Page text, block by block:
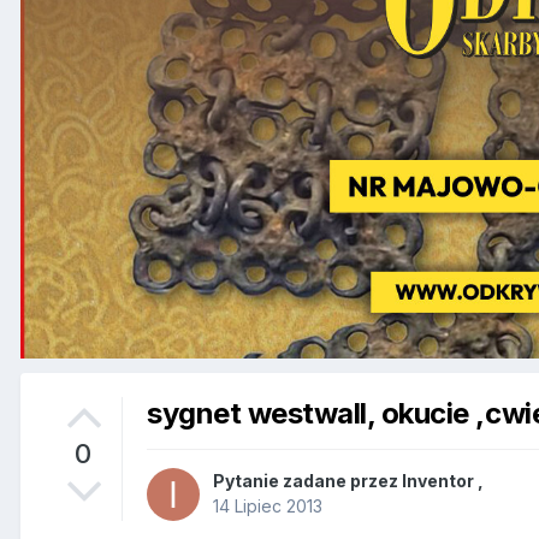
0
sygnet westwall, okucie
Pytanie zadane przez Inventor
14 Lipiec 2013